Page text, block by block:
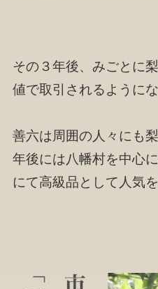
その３年後、みごとに
値で取引されるように
善六は周囲の人々にも
年後には八幡村を中心
にて高級品として人気